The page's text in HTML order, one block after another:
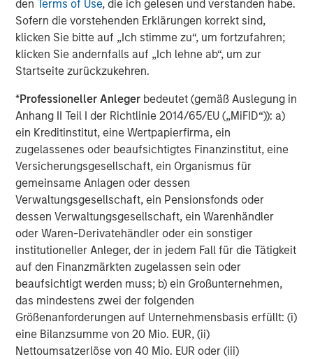
den Terms of Use, die ich gelesen und verstanden habe.
Sofern die vorstehenden Erklärungen korrekt sind,
klicken Sie bitte auf „Ich stimme zu“, um fortzufahren;
klicken Sie andernfalls auf „Ich lehne ab“, um zur
Startseite zurückzukehren.
*Professioneller Anleger bedeutet (gemäß Auslegung in
Anhang II Teil I der Richtlinie 2014/65/EU („MiFID“)): a)
ein Kreditinstitut, eine Wertpapierfirma, ein
zugelassenes oder beaufsichtigtes Finanzinstitut, eine
Versicherungsgesellschaft, ein Organismus für
gemeinsame Anlagen oder dessen
Verwaltungsgesellschaft, ein Pensionsfonds oder
dessen Verwaltungsgesellschaft, ein Warenhändler
oder Waren-Derivatehändler oder ein sonstiger
institutioneller Anleger, der in jedem Fall für die Tätigkeit
auf den Finanzmärkten zugelassen sein oder
beaufsichtigt werden muss; b) ein Großunternehmen,
das mindestens zwei der folgenden
Größenanforderungen auf Unternehmensbasis erfüllt: (i)
eine Bilanzsumme von 20 Mio. EUR, (ii)
Nettoumsatzerlöse von 40 Mio. EUR oder (iii)
www.urbanplates.com .
About Urban Plates
Urban Plates began in 2011 when founders Saad Nadhir
and John Zagara opened a single restaurant in Del Mar,
CA. It has grown to 17 locations with future expansion
plans underway. Headquartered in Solana Beach, CA, the
restaurant brand has locations throughout San Diego,
Orange County, the greater Los Angeles area, and
Northern California. Urban Plates' expansive selection of
menu items are made fresh in-house, from scratch, every
day using clean, organic all the time ingredients. Recipes
feature exclusively GMO-, antibiotic-, and hormone-free,
grass-fed, and finished steak; wild line-caught ahi tuna;
sustainably raised salmon; and humanely raised and
sourced, cage-free, hormone-free chicken. Whether
you're vegetarian, vegan, pescatarian, or a straight-up
carnivore, Urban Plates has a plate you will love and feel
good about eating. Follow Urban Plates on TikTok,
Instagram, YouTube, or Facebook at @urbanplates
or visit
Urban Plates at www.urbanplates.com